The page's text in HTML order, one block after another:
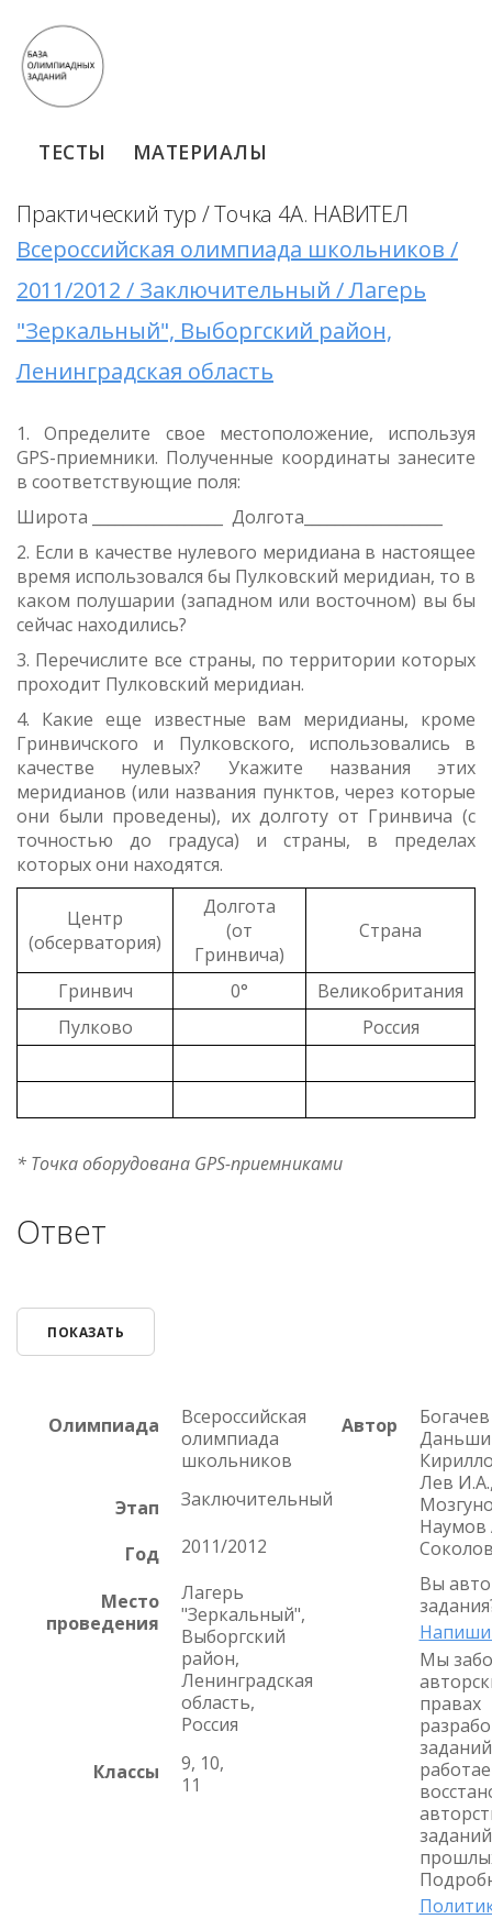
ТЕСТЫ МАТЕРИАЛЫ
Практический тур / Точка 4А. НАВИТЕЛ
Всероссийская олимпиада школьников /
2011/2012 / Заключительный / Лагерь
"Зеркальный", Выборгский район,
Ленинградская область
1. Определите свое местоположение, используя
GPS-приемники. Полученные координаты занесите
в соответствующие поля:
Широта _________________ Долгота__________________
2. Если в качестве нулевого меридиана в настоящее
время использовался бы Пулковский меридиан, то в
каком полушарии (западном или восточном) вы бы
сейчас находились?
3. Перечислите все страны, по территории которых
проходит Пулковский меридиан.
4. Какие еще известные вам меридианы, кроме
Гринвичского и Пулковского, использовались в
качестве нулевых? Укажите названия этих
меридианов (или названия пунктов, через которые
они были проведены), их долготу от Гринвича (с
точностью до градуса) и страны, в пределах
которых они находятся.
Центр
(обсерватория)
Долгота
(от
Гринвича)
Страна
Гринвич 0°
Великобритания
Пулково
Россия
* Точка оборудована GPS-приемниками
Ответ
ПОКАЗАТЬ
Олимпиада
Всероссийская
олимпиада
школьников
Этап
Заключительный
Год 2011/2012
Место
проведения
Лагерь
"Зеркальный",
Выборгский
район,
Ленинградская
область,
Россия
Классы
9, 10,
11
Автор
Лев
Наумов
Вы
Мы
правах
заданий